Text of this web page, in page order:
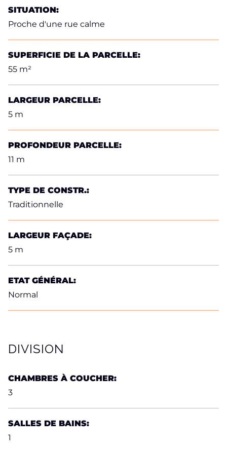
SITUATION:
Proche d'une rue calme
SUPERFICIE DE LA PARCELLE:
55 m²
LARGEUR PARCELLE:
5 m
PROFONDEUR PARCELLE:
11 m
TYPE DE CONSTR.:
Traditionnelle
LARGEUR FAÇADE:
5 m
ETAT GÉNÉRAL:
Normal
DIVISION
CHAMBRES À COUCHER:
3
SALLES DE BAINS:
1